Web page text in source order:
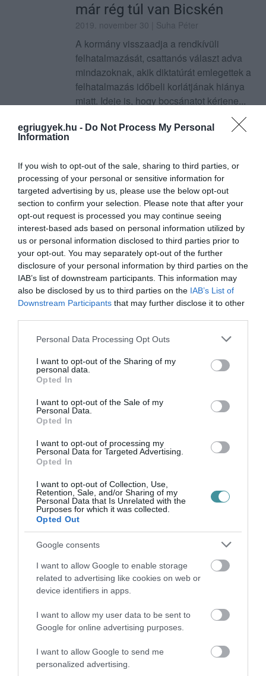
egriugyek.hu - Do Not Process My Personal
Information
If you wish to opt-out of the sale, sharing to third parties, or
processing of your personal or sensitive information for
targeted advertising by us, please use the below opt-out
section to confirm your selection. Please note that after your
opt-out request is processed you may continue seeing
interest-based ads based on personal information utilized by
us or personal information disclosed to third parties prior to
your opt-out. You may separately opt-out of the further
disclosure of your personal information by third parties on the
IAB’s list of downstream participants. This information may
also be disclosed by us to third parties on the IAB’s List of
Downstream Participants that may further disclose it to other
Please note that this website/app uses one or more Google
not limited to your visit or usage behaviour. You may click to
grant or deny consent to Google and its third-party tags to
use your data for below specified purposes in below Google
consent section.
Personal Data Processing Opt Outs
I want to opt-out of the Sharing of my
personal data.
Opted In
I want to opt-out of the Sale of my
Personal Data.
Opted In
I want to opt-out of processing my
Personal Data for Targeted Advertising.
Opted In
I want to opt-out of Collection, Use,
Retention, Sale, and/or Sharing of my
Personal Data that Is Unrelated with the
Purposes for which it was collected.
Opted Out
Google consents
I want to allow Google to enable storage
related to advertising like cookies on web or
device identifiers in apps.
I want to allow my user data to be sent to
Google for online advertising purposes.
I want to allow Google to send me
personalized advertising.
már rég túl van Bicskén
2019. november 30 | Suha Péter
A kormány visszaadja a rendkívüli
felhatalmazását, csattanós választ adva
mindazoknak, akik diktatúrát emlegettek a
felhatalmazás időbeli korlátjának hiánya
miatt. Ideje is, hogy bocsánatot kérjene...
iskolaőrök – Tényleg attól
lesz rend, ha berúgjuk a
macskaszart az asztal alá?
2019. november 30 | Suha Péter
Márpedig rendnek kell lenni – szólt a
nagymama, és berúgta a macskaszart az
ágy alá. Hosszan színezhető allegória
helyett legyen elég annyi: simán
behelyettesíthető az iskolarendőr-projekt a
Újra bevetésen a bullshit
komolyan gondolja a
Az egri Fidesz úgy gondolja, hogy itt az
életet. Komoly gondolat, a válasz is
komolyabb – de mindenképp hosszabb –
annál, mint hogy 42, pedig az a végső ...
Horváth László a
gyűlöletkirakatban –
Politikai bizniszt csinál a
gyöngyöspatai romákból a
2019. november 30 | Suha Péter